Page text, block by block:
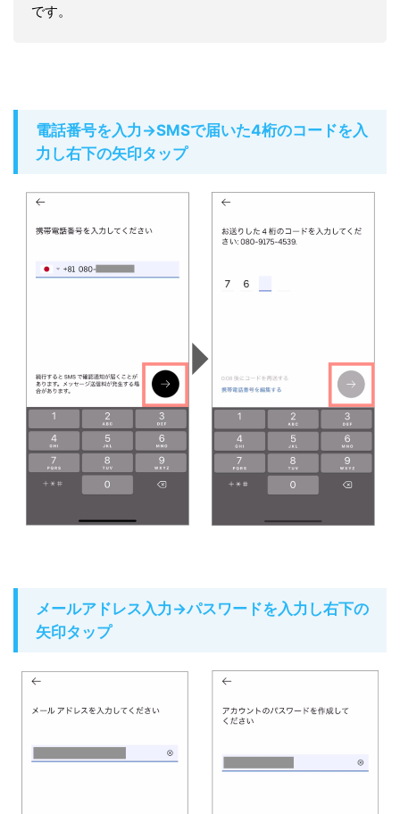
です。
電話番号を入力→SMSで届いた4桁のコードを入
力し右下の矢印タップ
メールアドレス入力→パスワードを入力し右下の
矢印タップ